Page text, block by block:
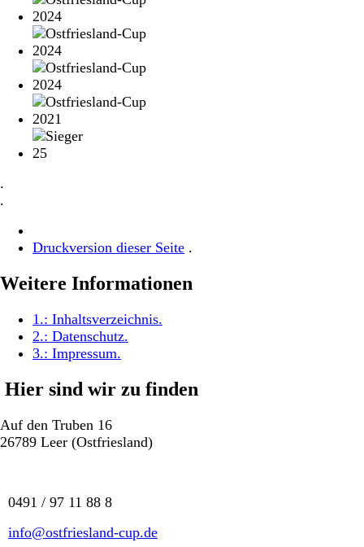
.
.
Druckversion dieser Seite .
Weitere Informationen
1.: Inhaltsverzeichnis.
2.: Datenschutz.
3.: Impressum.
Hier sind wir zu finden
Auf den Truben 16
26789 Leer (Ostfriesland)
0491 / 97 11 88 8
info@ostfriesland-cup.de